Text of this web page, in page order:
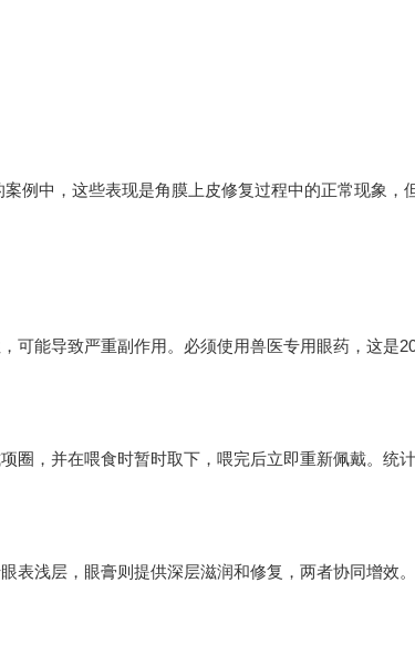
例中，这些表现是角膜上皮修复过程中的正常现象，
可能导致严重副作用。必须使用兽医专用眼药，这是
圈，并在喂食时暂时取下，喂完后立即重新佩戴。统
表浅层，眼膏则提供深层滋润和修复，两者协同增效